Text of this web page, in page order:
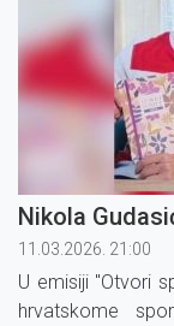
Nikola
11.03.2026. 21:00
U emisiji "Otvori
hrvatskome